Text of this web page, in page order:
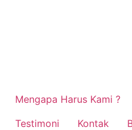
Mengapa Harus Kami ?
Testimoni
Kontak